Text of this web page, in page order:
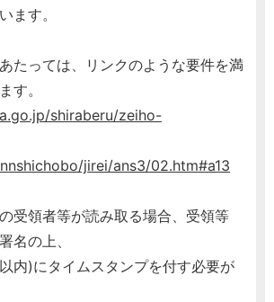
ます。
たっては、リンクのような要件を満
す。
shiraberu/zeiho-
jirei/ans3/02.htm#a13
受領者等が読み取る場合、受領等
名の上、
内)にタイムスタンプを付す必要が